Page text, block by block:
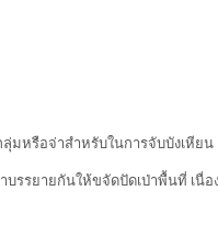
มหรือจ่าสำหรับในการจับบังเหียน
รรยายกันให้ขจัดปัดเป่าพื้นที่ เนื่